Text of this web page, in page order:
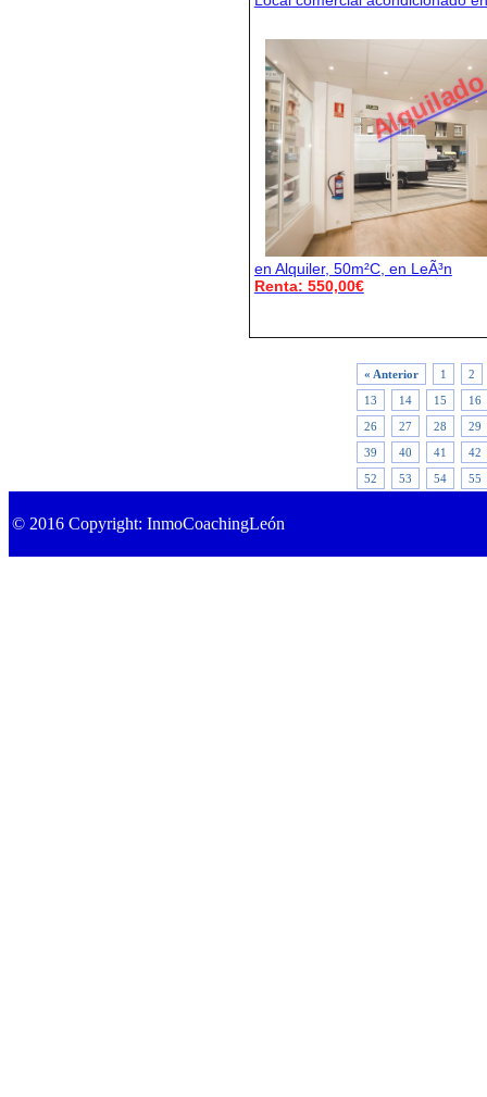
en Alquiler, 50m²C, en LeÃ³n
Renta: 550,00€
« Anterior 1
2
13
14 15
16
26
27 28
29
39
40 41
42
52
53 54 55
© 2016 Copyright: InmoCoachingLeón